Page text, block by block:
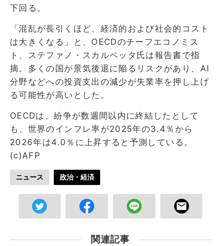
下回る。
「混乱が長引くほど、経済的および社会的コスト
は大きくなる」と、OECDのチーフエコノミス
ト、ステファノ・スカルペッタ氏は報告書で指
摘。多くの国が景気後退に陥るリスクがあり、AI
分野などへの投資支出の減少が失業率を押し上げ
る可能性が高いとした。
OECDは、紛争が数週間以内に終結したとして
も、世界のインフレ率が2025年の3.4％から
2026年は4.0％に上昇すると予測している。
(c)AFP
ニュース 政治・経済
関連記事